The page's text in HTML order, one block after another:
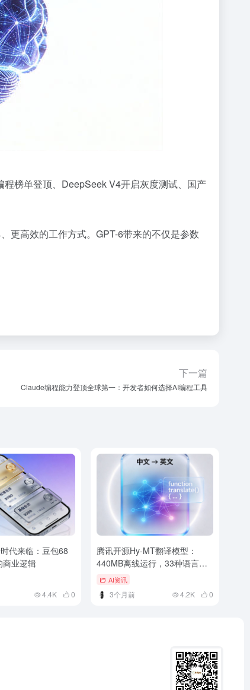
榜单登顶、DeepSeek V4开启灰度测试、国产
更高效的工作方式。GPT-6带来的不仅是参数
下一篇
Claude编程能力登顶全球第一：开发者如何选择AI编程工具
代来临：豆包68
商业逻辑
4.4K 0
腾讯开源Hy-MT翻译模型：
440MB离线运行，33种语言塞
进手机
AI资讯
3个月前 4.2K 0